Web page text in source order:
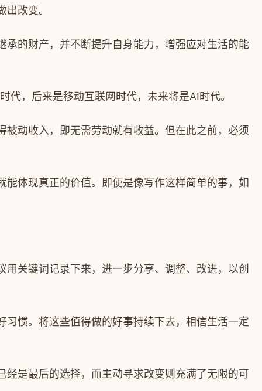
改变。
的财产，并不断提升自身能力，增强应对生活的能
代，后来是移动互联网时代，未来将是AI时代。
动收入，即无需劳动就有收益。但在此之前，必须
体现真正的价值。即使是像写作这样简单的事，如
关键词记录下来，进一步分享、调整、改进，以创
惯。将这些值得做的好事持续下去，相信生活一定
经是最后的选择，而主动寻求改变则充满了无限的可